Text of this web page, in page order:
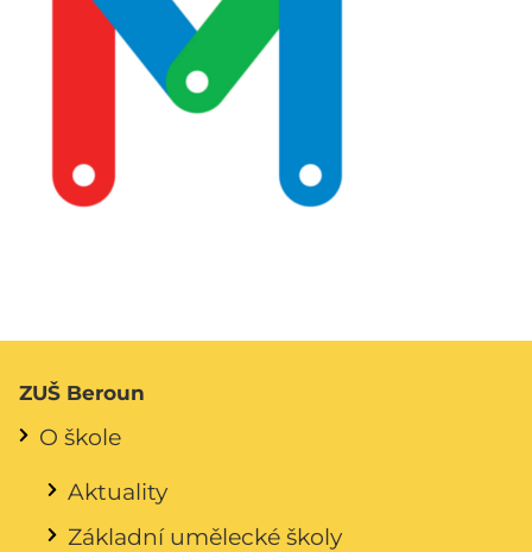
ZUŠ Beroun
O škole
Aktuality
Základní umělecké školy